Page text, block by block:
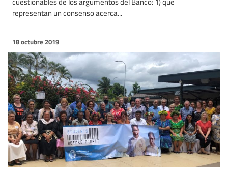
representan un consenso acerca...
18 octubre 2019